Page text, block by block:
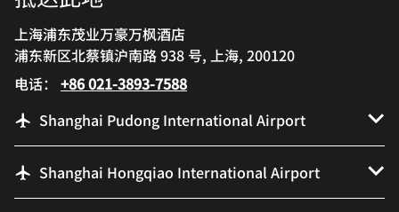
上海浦东茂业万豪万枫酒店
浦东新区北蔡镇沪南路 938 号, 上海, 200120
电话： +86 021-3893-7588
Shanghai Pudong International Airport
Shanghai Hongqiao International Airport